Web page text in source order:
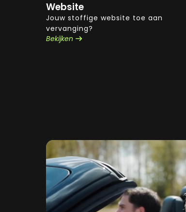
Website
Jouw stoffige website toe aan
vervanging?
Bekijken